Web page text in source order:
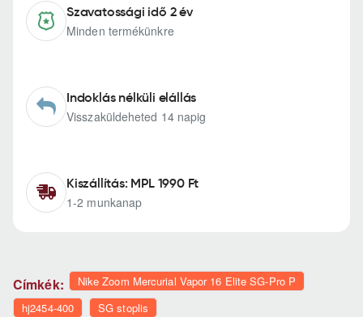
Szavatossági idő 2 év
Minden termékünkre
Indoklás nélküli elállás
Visszaküldeheted 14 napig
Kiszállítás: MPL 1990 Ft
1-2 munkanap
Címkék:
Nike Zoom Mercurial Vapor 16 Elite SG-Pro P
hj2454-400
SG stoplis